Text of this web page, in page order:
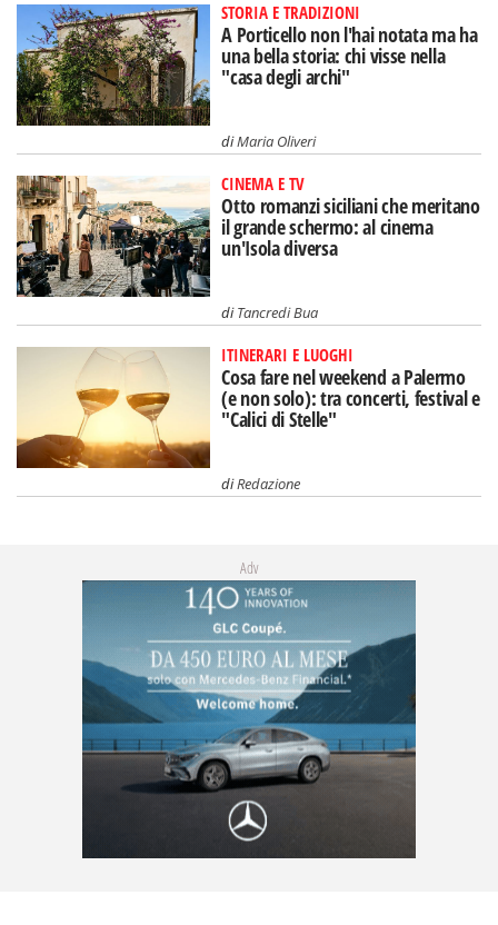
STORIA E TRADIZIONI
A Porticello non l'hai notata ma ha
una bella storia: chi visse nella
"casa degli archi"
diMaria Oliveri
CINEMA E TV
Otto romanzi siciliani che meritano
il grande schermo: al cinema
un'Isola diversa
diTancredi Bua
ITINERARI E LUOGHI
Cosa fare nel weekend a Palermo
(e non solo): tra concerti, festival e
"Calici di Stelle"
diRedazione
Adv